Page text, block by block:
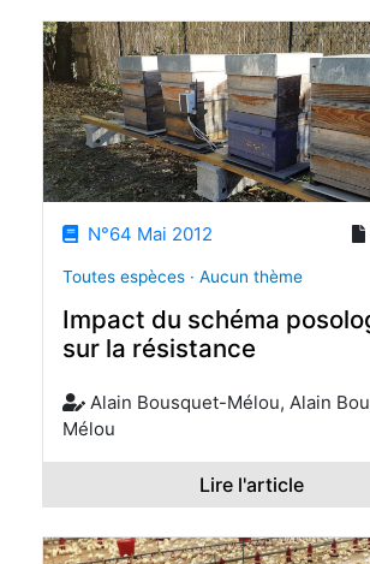
N°64 Mai 2012
Toutes espèces · Aucun thème
Impact du schéma
sur la résistance
Alain Bousquet-Mélou, Alain
Mélou
Lire l'article